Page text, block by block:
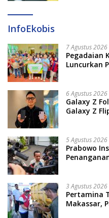
InfoEkobis
7 Agustus
Pegadaian
Luncurkan
6 Agustus
Galaxy Z
Galaxy Z
5 Agustus
Prabowo
3 Agustus
Pertamina
Makassar,